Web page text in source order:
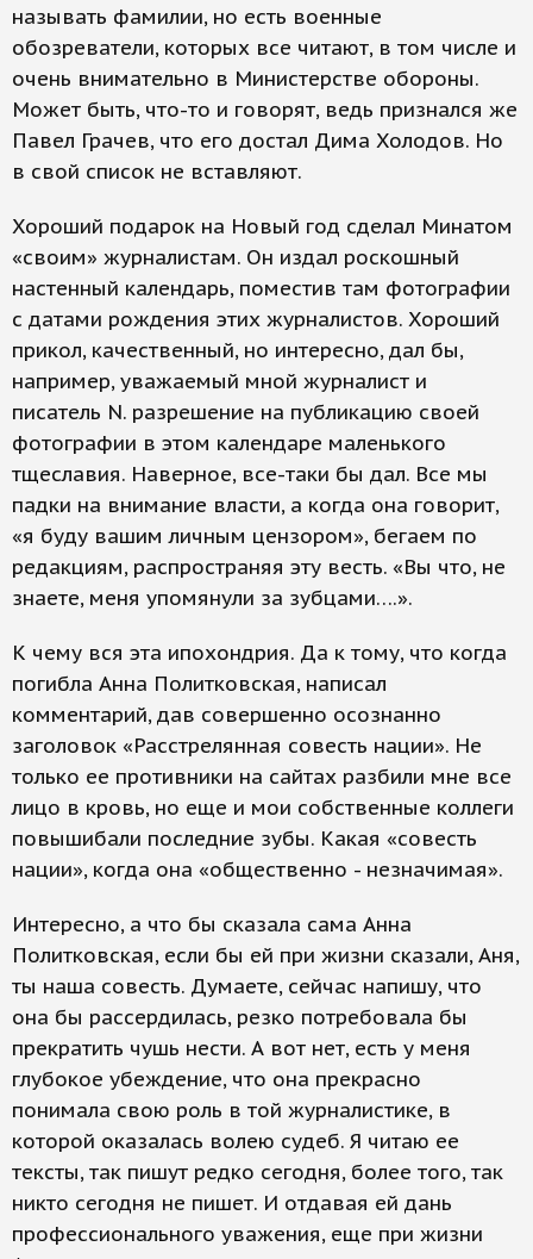
называть фамилии, но есть военные
обозреватели, которых все читают, в том числе и
очень внимательно в Министерстве обороны.
Может быть, что-то и говорят, ведь признался же
Павел Грачев, что его достал Дима Холодов. Но
в свой список не вставляют.
Хороший подарок на Новый год сделал Минатом
«своим» журналистам. Он издал роскошный
настенный календарь, поместив там фотографии
с датами рождения этих журналистов. Хороший
прикол, качественный, но интересно, дал бы,
например, уважаемый мной журналист и
писатель N. разрешение на публикацию своей
фотографии в этом календаре маленького
тщеславия. Наверное, все-таки бы дал. Все мы
падки на внимание власти, а когда она говорит,
«я буду вашим личным цензором», бегаем по
редакциям, распространяя эту весть. «Вы что, не
знаете, меня упомянули за зубцами….».
К чему вся эта ипохондрия. Да к тому, что когда
погибла Анна Политковская, написал
комментарий, дав совершенно осознанно
заголовок «Расстрелянная совесть нации». Не
только ее противники на сайтах разбили мне все
лицо в кровь, но еще и мои собственные коллеги
повышибали последние зубы. Какая «совесть
нации», когда она «общественно - незначимая».
Интересно, а что бы сказала сама Анна
Политковская, если бы ей при жизни сказали, Аня,
ты наша совесть. Думаете, сейчас напишу, что
она бы рассердилась, резко потребовала бы
прекратить чушь нести. А вот нет, есть у меня
глубокое убеждение, что она прекрасно
понимала свою роль в той журналистике, в
которой оказалась волею судеб. Я читаю ее
тексты, так пишут редко сегодня, более того, так
никто сегодня не пишет. И отдавая ей дань
профессионального уважения, еще при жизни